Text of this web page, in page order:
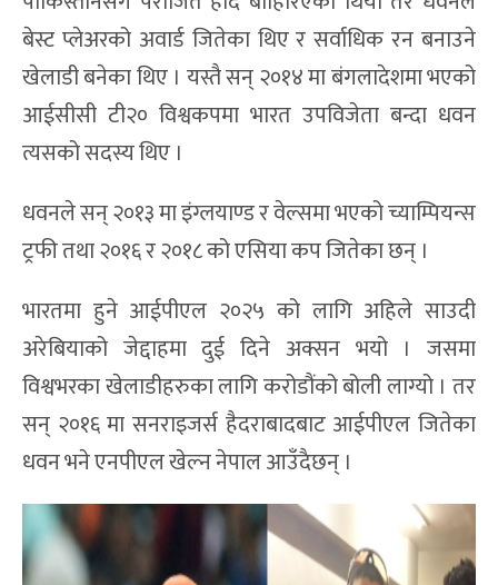
बेस्ट प्लेअरको अवार्ड जितेका थिए र सर्वाधिक रन बनाउने
खेलाडी बनेका थिए । यस्तै सन् २०१४ मा बंगलादेशमा भएको
आईसीसी टी२० विश्वकपमा भारत उपविजेता बन्दा धवन
त्यसको सदस्य थिए ।
धवनले सन् २०१३ मा इंग्लयाण्ड र वेल्समा भएको च्याम्पियन्स
ट्रफी तथा २०१६ र २०१८ को एसिया कप जितेका छन् ।
भारतमा हुने आईपीएल २०२५ को लागि अहिले साउदी
अरेबियाको जेद्दाहमा दुई दिने अक्सन भयो । जसमा
विश्वभरका खेलाडीहरुका लागि करोडौंको बोली लाग्यो । तर
सन् २०१६ मा सनराइजर्स हैदराबादबाट आईपीएल जितेका
धवन भने एनपीएल खेल्न नेपाल आउँदैछन् ।